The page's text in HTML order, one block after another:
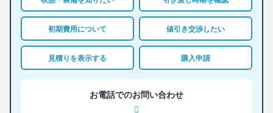
初期費用について 値引き交渉したい
見積りを表示する 購入申請
お電話でのお問い合わせ